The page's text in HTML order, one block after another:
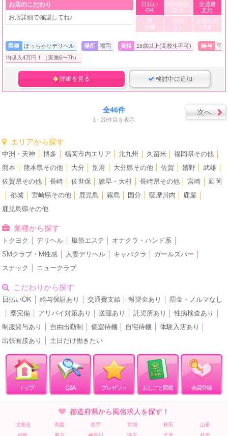
お店のこだわり
お店詳細で確認してね♪
日払い
OK
給与保証
あり
交通費
支給
寮
完備
講習
なし
土日のみ
OK
業種 ぽっちゃりデリヘル 場所 福岡 資格 18歳以上(高校生不可) 給与
平
均収入4万円！（実働6〜7h）
詳細を見る 検討中に追加
次へ
全46件
1 - 20件目を表示
エリアから探す
中洲・天神 博多 福岡市内エリア 北九州 久留米 福岡県その他
熊本
熊本県その他 大分 別府 大分県その他 佐賀 嬉野 武雄
佐賀県その他
長崎 佐世保 諫早・大村 長崎県その他 宮崎
延岡
都城 宮崎県その他 鹿児島 霧島 国分 薩摩川内 鹿屋
鹿児島県その他
業種から探す
トクヨク デリヘル 風俗エステ オナクラ・ハンド系
SMクラブ・M性感
人妻デリヘル キャバクラ ガールズバー
スナック
ニュークラブ
こだわりから探す
日払いOK 給与保証あり 交通費支給 報奨金あり
罰金・ノルマなし
寮完備 アリバイ対策あり 送迎あり 託児所あり 性病検査あり
制服貸与あり
自由出勤制 個室待機 自宅待機 体験入店あり
出張面接あり
土日だけ働きたい
トップ Q&A プレゼント おしごと図鑑 会員登録
都道府県から風俗求人を探す！
北海道 青森 岩手 宮城 秋田
山形